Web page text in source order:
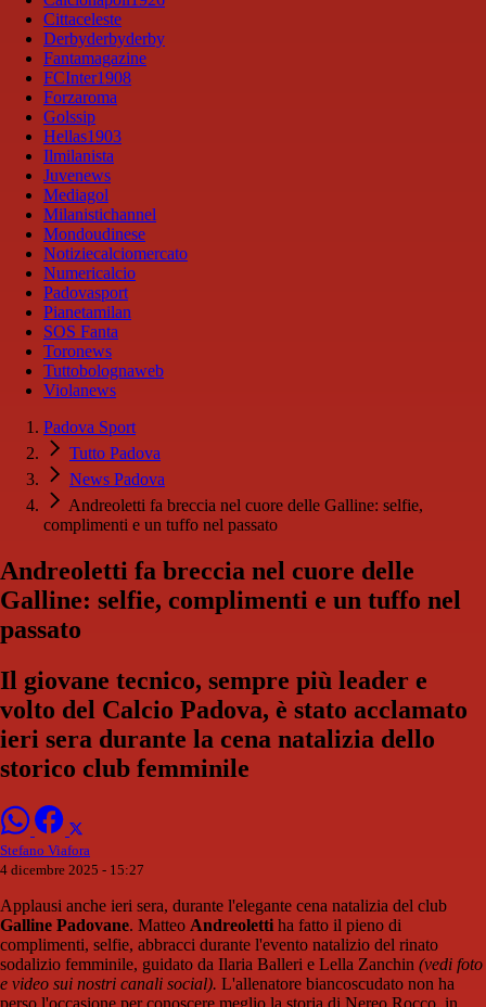
Cittaceleste
Derbyderbyderby
Fantamagazine
FCInter1908
Forzaroma
Golssip
Hellas1903
Ilmilanista
Juvenews
Mediagol
Milanistichannel
Mondoudinese
Notiziecalciomercato
Numericalcio
Padovasport
Pianetamilan
SOS Fanta
Toronews
Tuttobolognaweb
Violanews
Padova Sport
Tutto Padova
News Padova
Andreoletti fa breccia nel cuore delle Galline: selfie,
complimenti e un tuffo nel passato
Andreoletti fa breccia nel cuore delle
Galline: selfie, complimenti e un tuffo nel
passato
Il giovane tecnico, sempre più leader e
volto del Calcio Padova, è stato acclamato
ieri sera durante la cena natalizia dello
storico club femminile
Stefano Viafora
4 dicembre 2025 - 15:27
Applausi anche ieri sera, durante l'elegante cena natalizia del club
Galline Padovane. Matteo Andreoletti ha fatto il pieno di
complimenti, selfie, abbracci durante l'evento natalizio del rinato
sodalizio femminile, guidato da Ilaria Balleri e Lella Zanchin (vedi foto
e video sui nostri canali social). L'allenatore biancoscudato non ha
perso l'occasione per conoscere meglio la storia di Nereo Rocco, in